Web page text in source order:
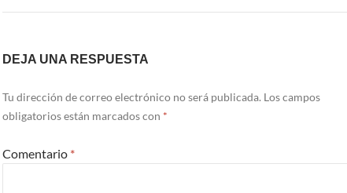
DEJA UNA RESPUESTA
Tu dirección de correo electrónico no será publicada. Los campos
obligatorios están marcados con *
Comentario *